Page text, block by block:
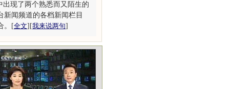
现了两个熟悉而又陌生的
闻频道的各档新闻栏目
。[全文][我来说两句]